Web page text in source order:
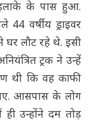
इलाके के पास हुआ.
वर्षीय ड्राइवर
लौट रहे थे. इसी
ट्रक ने उन्हें
थी कि वह काफी
आसपास के लोग
उन्होंने दम तोड़